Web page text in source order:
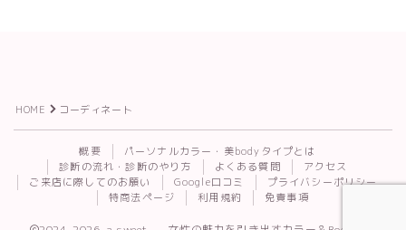
HOME コーディネート
概要
パーソナルカラー・美bodyタイプとは
診断の流れ・診断のやり方
よくある質問
アクセス
ご来店に際してのお願い
Google口コミ
プライバシーポリシー
特商法ページ
利用規約 免責事項